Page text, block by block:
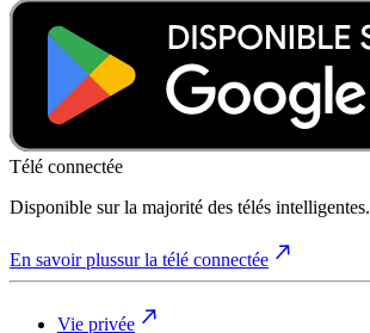
Télé connectée
Disponible sur la majorité des télés intelligentes.
En savoir plussur la télé connectée
Vie privée